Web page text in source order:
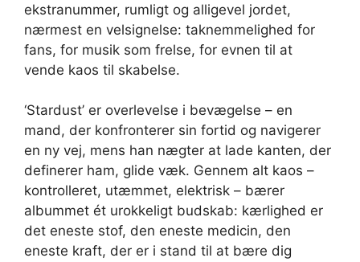
ekstranummer, rumligt og alligevel jordet,
nærmest en velsignelse: taknemmelighed for
fans, for musik som frelse, for evnen til at
vende kaos til skabelse.
‘Stardust’ er overlevelse i bevægelse – en
mand, der konfronterer sin fortid og navigerer
en ny vej, mens han nægter at lade kanten, der
definerer ham, glide væk. Gennem alt kaos –
kontrolleret, utæmmet, elektrisk – bærer
albummet ét urokkeligt budskab: kærlighed er
det eneste stof, den eneste medicin, den
eneste kraft, der er i stand til at bære dig